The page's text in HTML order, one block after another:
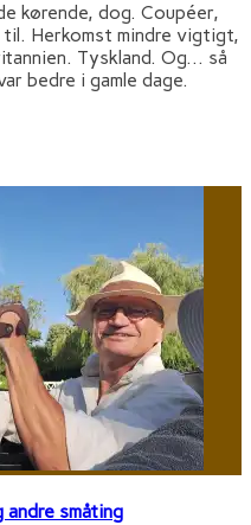
kørende, dog. Coupéer,
Herkomst mindre vigtigt,
Tyskland. Og... så
bedre i gamle dage.
andre småting